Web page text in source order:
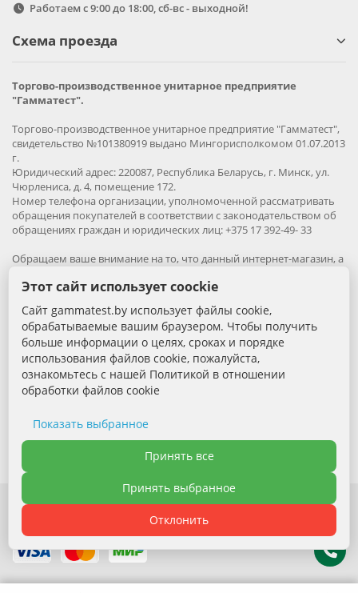
Работаем с 9:00 до 18:00, сб-вс - выходной!
Схема проезда
Торгово-производственное унитарное предприятие
"Гамматест".
Торгово-производственное унитарное предприятие "Гамматест",
свидетельство №101380919 выдано Мингорисполкомом 01.07.2013
г.
Юридический адрес: 220087, Республика Беларусь, г. Минск, ул.
Чюрлениса, д. 4, помещение 172.
Номер телефона организации, уполномоченной рассматривать
обращения покупателей в соответствии с законодательством об
обращениях граждан и юридических лиц: +375 17 392-49- 33
Обращаем ваше внимание на то, что данный интернет-магазин, а
нём, носит исключительно информационный характер и ни при
Вся информация на сайте – собственность интернет-магазина
gammatest.by. Все права защищены.
Публикация информации с сайта без разрешения
правообладателя запрена.
+375 (29) 389-88-68 - Специалист по продажам
Электронная почта: sales@gammatest.by
Этот сайт использует coockie
Сайт gammatest.by использует файлы cookie,
обрабатываемые вашим браузером. Чтобы получить
больше информации о целях, сроках и порядке
использования файлов cookie, пожалуйста,
ознакомьтесь с нашей Политикой в отношении
обработки файлов cookie
Показать выбранное
Необходимые cookie
Аналитические cookie
Функциональные cookie
Политика обработки файлов cookie
Принять все
Принять выбранное
Отклонить